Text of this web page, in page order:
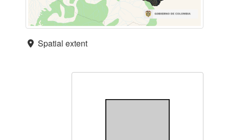
Spatial extent